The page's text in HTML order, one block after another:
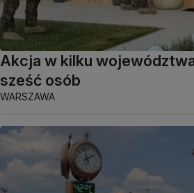
Akcja w kilku
sześć osób
WARSZAWA